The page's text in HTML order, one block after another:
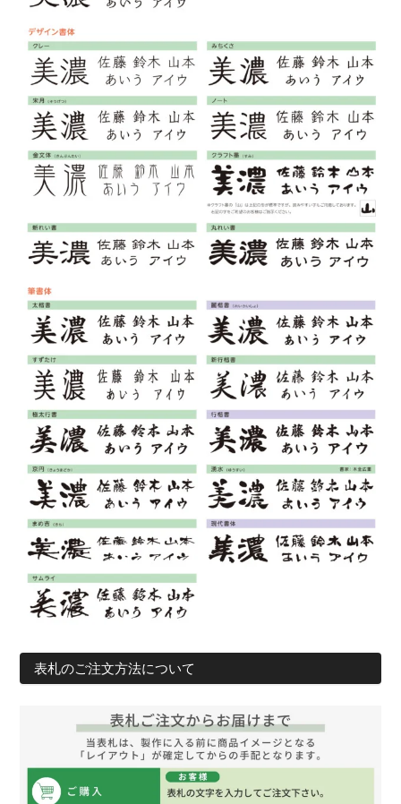
表札のご注文方法について